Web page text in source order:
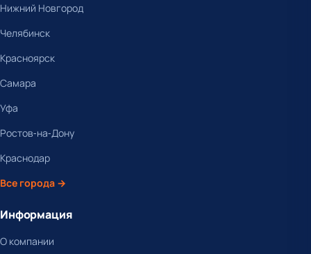
Нижний Новгород
Челябинск
Красноярск
Самара
Уфа
Ростов-на-Дону
Краснодар
Все города →
Информация
О компании